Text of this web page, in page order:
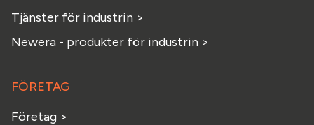
Tjänster för industrin >
Newera - produkter för industrin >
FÖRETAG
Företag >